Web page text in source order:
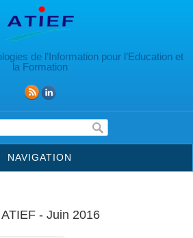
de l’Information pour l’Education et
la Formation
de recherche
NAVIGATION
- Juin 2016